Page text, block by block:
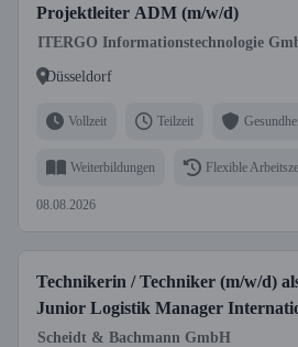
Projektleiter ADM (m/w/d)
ITERGO Informationstechnologie
Düsseldorf
Vollzeit Teilzeit
Weiterbildungen Flexible
08.08.2026
Technikerin / Techniker (m/w/d)
Junior Logistik Manager
Scheidt & Bachmann GmbH